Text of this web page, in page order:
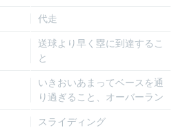
代走
送球より早く塁に到達するこ
と
いきおいあまってベースを通
り過ぎること、オーバーラン
スライディング